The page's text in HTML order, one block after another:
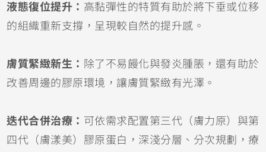
液態復位提升： 高黏彈性的特質有助於將下垂或位移
的組織重新支撐，呈現較自然的提升感。
膚質緊緻新生： 除了不易饅化與發炎腫脹，還有助於
改善周邊的膠原環境，讓膚質緊緻有光澤。
迭代合併治療： 可依需求配置第三代（膚力原）與第
四代（膚漾美）膠原蛋白，深淺分層、分次規劃，療